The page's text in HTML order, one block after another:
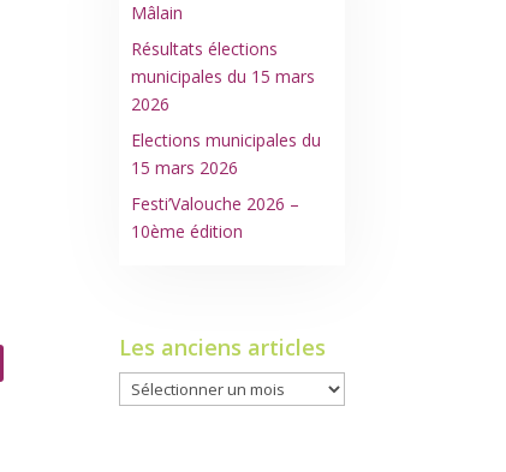
Mâlain
Résultats élections
municipales du 15 mars
2026
Elections municipales du
15 mars 2026
Festi’Valouche 2026 –
10ème édition
Les anciens articles
Les
anciens